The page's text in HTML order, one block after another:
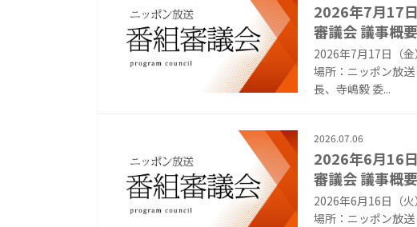
2026年7月17
審議会 議事概要
2026年7月17日（
場所：ニッポン放
長、寺嶋毅 委...
2026.07.06
2026年6月16
審議会 議事概要
2026年6月16日（
場所：ニッポン放